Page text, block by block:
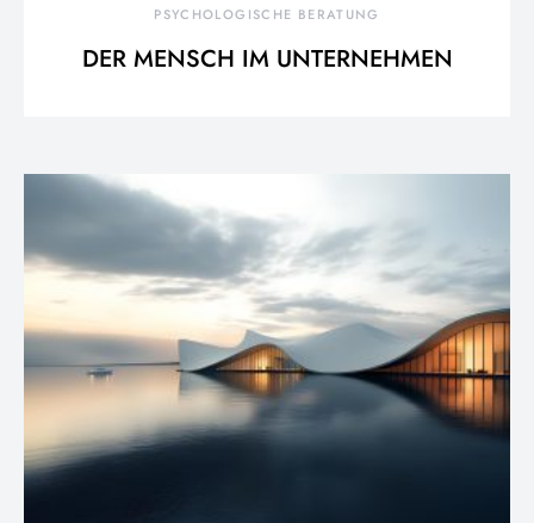
PSYCHOLOGISCHE BERATUNG
DER MENSCH IM UNTERNEHMEN